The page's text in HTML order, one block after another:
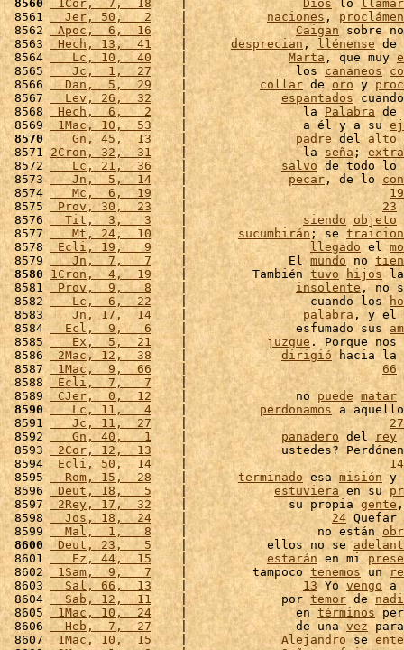
8560
1Cor,  7,  18
    |
Dios lo
8561
  Jer, 50,   2
    |
naciones ,
8562 Apoc,  6,  16
    |
Caigan sobre
8563 Hech, 13,  41
    |
desprecian, llénense de
8564
   Lc, 10,  40
    |
Marta , que muy
8565
   Jc,  1,  27
    |               los
cananeos
8566
  Dan,  5,  29
    |
collar de oro y
8567
  Lev, 26,  32
    |
espantados
8568 Hech,  6,   2
    |                la
Palabra de
8569 1Mac, 10,  53
    |                a él y a su
8570
   Gn, 45,  13
    |
padre del alto
8571 2Cron, 32,  31
    |                la
seña;
8572
   Lc, 21,  36
    |
salvo de todo lo
8573
   Jn,  5,  14
    |
pecar , de lo
8574
   Mc,  6,  19
    |
19
8575
Prov, 30,  23
    |
23
8576
  Tit,  3,   3
    |
siendo objeto
8577
   Mt, 24,  10
    |
sucumbirán ; se
8578 Ecli, 19,   9
    |
llegado el
8579
   Jn,  7,   7
    |              El
mundo no
8580
1Cron,  4,  19
    |         También
tuvo hijos
8581
Prov,  9,   8
    |
insolente , no
8582
   Lc,  6,  22
    |                 cuando los
8583
   Jn, 17,  14
    |
palabra , y el
8584
  Ecl,  9,   6
    |               esfumado sus
8585
   Ex,  5,  21
    |
juzgue . Porque nos
8586 2Mac, 12,  38
    |
dirigió hacia la
8587 1Mac,  9,  66
    |
66
8588 Ecli,  7,   7
8589
CJer,  0,  12
    |               no
puede matar
8590
   Lc, 11,   4
    |
perdonamos a
8591
   Jc, 11,  27
    |
27
8592
   Gn, 40,   1
    |
panadero del rey
8593 2Cor, 12,  13
|             ustedes?
8594 Ecli, 50,  14
    |
14
8595
  Rom, 15,  28
    |
terminado esa misión y
8596 Deut, 18,   5
    |
estuviera en su
8597 2Rey, 17,  32
    |              su propia
gente
8598
  Jos, 18,  24
    |
24 Quefar
8599
  Mal,  1,   8
    |                  no están
8600
Deut, 23,   5
    |           ellos no se
8601
   Ez, 44,  15
    |
estarán en mi
8602 1Sam,  9,   7
    |         tampoco
tenemos un
8603
  Sal, 66,  13
    |
13 Yo vengo a
8604
  Sab, 12,  11
    |             por
temor de
8605 1Mac, 10,  24
    |               en
términos
8606
  Heb,  7,  27
    |               de una
vez
8607
1Mac, 10,  15
    |
Alejandro se